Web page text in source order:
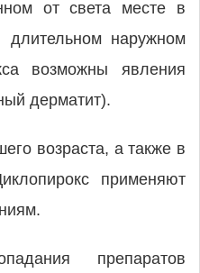
от света месте в
наружном
возможны явления
дерматит).
возраста, а также в
применяют
препаратов